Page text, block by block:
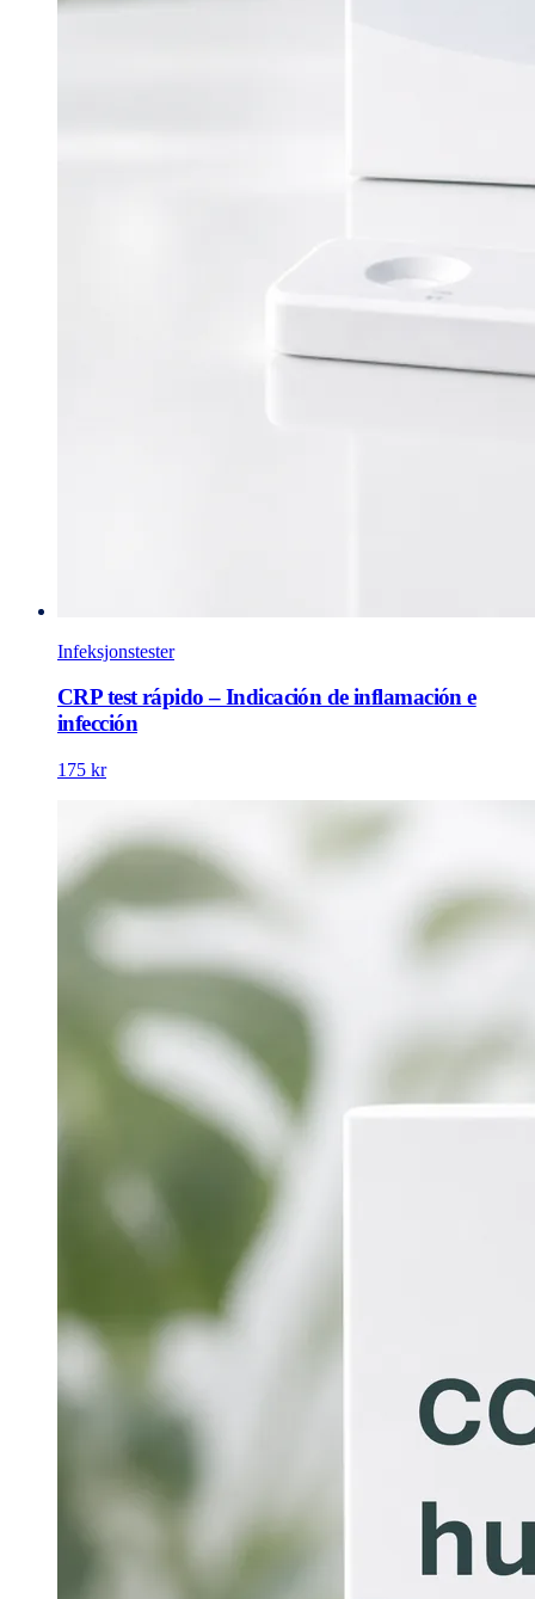
Infeksjonstester
CRP test rápido – Indicación de inflamación e
infección
175 kr